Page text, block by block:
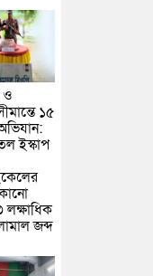
ও
১৫
ইস্কাপ
জব্দ